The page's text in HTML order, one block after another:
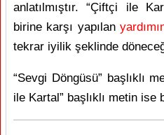
anlatılmıştır. “Çiftçi ile
birine karşı yapılan
tekrar iyilik şeklinde
“Sevgi Döngüsü” başlıklı
ile Kartal” başlıklı metin ise